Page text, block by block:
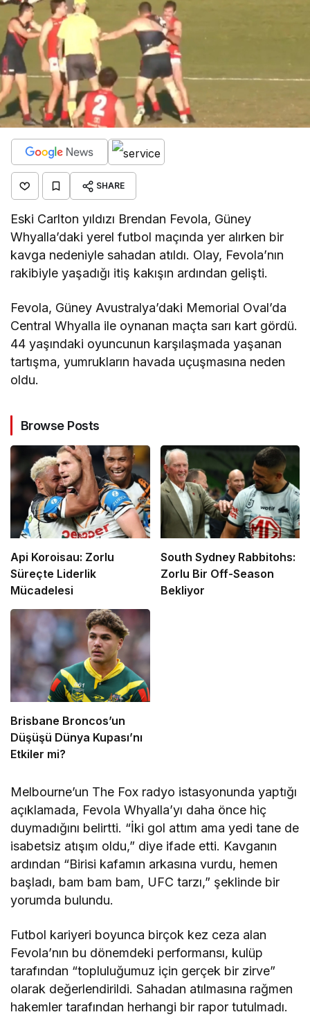
SHARE
Eski Carlton yıldızı Brendan Fevola, Güney
Whyalla’daki yerel futbol maçında yer alırken bir
kavga nedeniyle sahadan atıldı. Olay, Fevola’nın
rakibiyle yaşadığı itiş kakışın ardından gelişti.
Fevola, Güney Avustralya’daki Memorial Oval’da
Central Whyalla ile oynanan maçta sarı kart gördü.
44 yaşındaki oyuncunun karşılaşmada yaşanan
tartışma, yumrukların havada uçuşmasına neden
oldu.
Browse Posts
Api Koroisau: Zorlu
Süreçte Liderlik
Mücadelesi
South Sydney Rabbitohs:
Zorlu Bir Off-Season
Bekliyor
Brisbane Broncos’un
Düşüşü Dünya Kupası’nı
Etkiler mi?
Melbourne’un The Fox radyo istasyonunda yaptığı
açıklamada, Fevola Whyalla’yı daha önce hiç
duymadığını belirtti. “İki gol attım ama yedi tane de
isabetsiz atışım oldu,” diye ifade etti. Kavganın
ardından “Birisi kafamın arkasına vurdu, hemen
başladı, bam bam bam, UFC tarzı,” şeklinde bir
yorumda bulundu.
Futbol kariyeri boyunca birçok kez ceza alan
Fevola’nın bu dönemdeki performansı, kulüp
tarafından “topluluğumuz için gerçek bir zirve”
olarak değerlendirildi. Sahadan atılmasına rağmen
hakemler tarafından herhangi bir rapor tutulmadı.